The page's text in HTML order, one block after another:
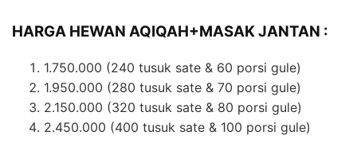
HARGA HEWAN AQIQAH+MASAK JANTAN :
1.750.000 (240 tusuk sate & 60 porsi gule)
1.950.000 (280 tusuk sate & 70 porsi gule)
2.150.000 (320 tusuk sate & 80 porsi gule)
2.450.000 (400 tusuk sate & 100 porsi gule)